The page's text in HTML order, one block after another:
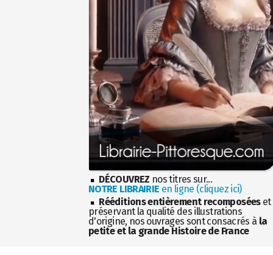
DÉCOUVREZ nos titres sur...
NOTRE LIBRAIRIE en ligne (cliquez ici)
Rééditions entièrement recomposéeset
préservant la qualité des illustrations
d'origine, nos ouvrages sont consacrés à la
petite et la grande Histoire de France